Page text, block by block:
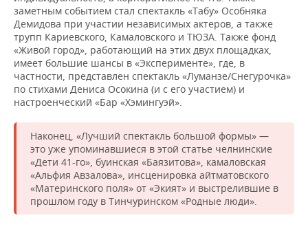
заметным событием стал спектакль «Табу» Особняка
Демидова при участии независимых актеров, а также
трупп Кариевского, Камаловского и ТЮЗА. Также фонд
«Живой город», работающий на этих двух площадках,
имеет большие шансы в «Эксперименте», где, в
частности, представлен спектакль «Луманзе/Снегурочка»
по стихами Дениса Осокина (и с его участием) и
настроенческий «Бар «Хэмингуэй».
Наконец, «Лучший спектакль большой формы» —
это уже упоминавшиеся в этой статье челнинские
«Дети 41-го», буинская «Баязитова», камаловская
«Альфия Авзалова», инсценировка айтматовского
«Материнского поля» от «Экият» и выстрелившие в
прошлом году в Тинчуринском «Родные люди».